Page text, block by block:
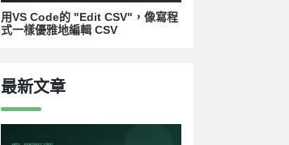
用VS Code的 "Edit CSV"，像寫程
式一樣優雅地編輯 CSV
最新文章